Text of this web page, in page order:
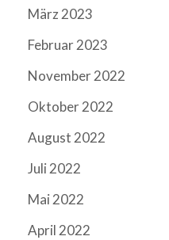
März 2023
Februar 2023
November 2022
Oktober 2022
August 2022
Juli 2022
Mai 2022
April 2022